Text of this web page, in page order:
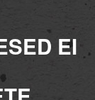
EI